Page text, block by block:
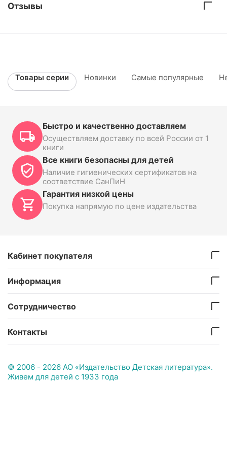
Отзывы
Товары серии Новинки Самые популярные
Быстро и качественно доставляем
Осуществляем доставку по всей России от 1
книги
Все книги безопасны для детей
Наличие гигиенических сертификатов на
соответствие СанПиН
Гарантия низкой цены
Покупка напрямую по цене издательства
Кабинет покупателя
Информация
Сотрудничество
Контакты
© 2006 - 2026 АО «Издательство Детская литература».
Живем для детей с 1933 года